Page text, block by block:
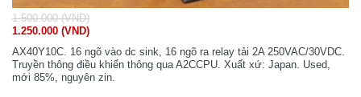
1.500.000 (VND)
1.250.000 (VND)
AX40Y10C. 16 ngõ vào dc sink, 16 ngõ ra relay tải 2A 250VAC/30VDC.
Truyền thông điều khiển thông qua A2CCPU. Xuất xứ: Japan. Used,
mới 85%, nguyên zin.